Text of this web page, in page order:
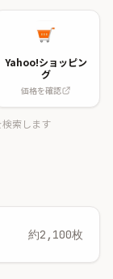
Yahoo!ショッピン
グ
価格を確認
検索します
約2,100枚